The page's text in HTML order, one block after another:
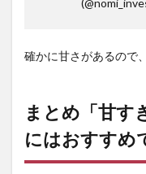
確かに甘さがあるので
まとめ「甘す
にはおすすめ